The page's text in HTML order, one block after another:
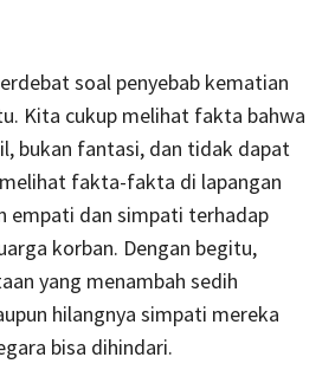
soal penyebab kematian
Kita cukup melihat fakta bahwa
bukan fantasi, dan tidak dapat
fakta-fakta di lapangan
empati dan simpati terhadap
korban. Dengan begitu,
yang menambah sedih
hilangnya simpati mereka
bisa dihindari.